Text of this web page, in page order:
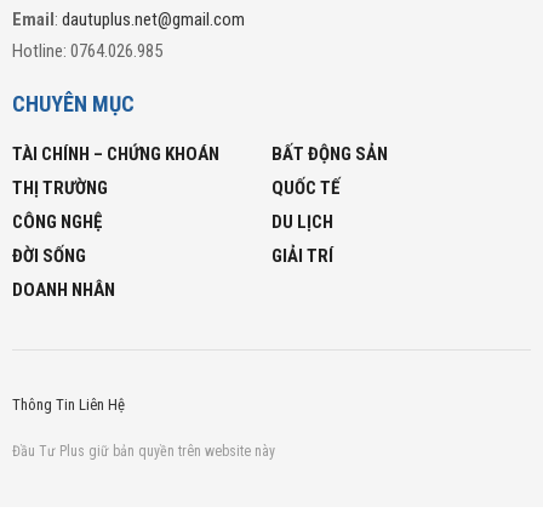
Email: dautuplus.net@gmail.com
Hotline: 0764.026.985
CHUYÊN MỤC
TÀI CHÍNH – CHỨNG KHOÁN
BẤT ĐỘNG SẢN
THỊ TRƯỜNG
QUỐC TẾ
CÔNG NGHỆ
DU LỊCH
ĐỜI SỐNG
GIẢI TRÍ
DOANH NHÂN
Thông Tin Liên Hệ
Đầu Tư Plus giữ bản quyền trên website này